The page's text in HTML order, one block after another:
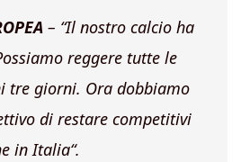
– “Il nostro calcio ha
reggere tutte le
tre giorni. Ora dobbiamo
di restare competitivi
in Italia“.